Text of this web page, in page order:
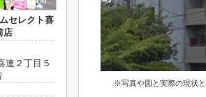
※写真や図と実際の現状
セレクト喜
店
連２丁目５